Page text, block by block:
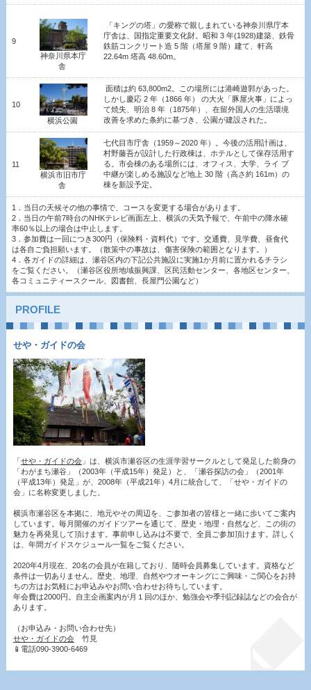
9
神奈川県本庁
舎
「キングの塔」の愛称で親しまれている神奈川県庁本
庁舎は、国指定重要文化財。昭和 3 年(1928)建築、鉄骨
鉄筋コンクリート造 5 階（塔屋 9 階）建て、軒高
22.64m 塔高 48.60m。
10
横浜公園
面積は約 63,800m2。この場所には港崎遊郭があった。
しかし慶応 2 年（1866 年） の大火「豚屋火事」によっ
て焼失、明治 8 年（1875年）、在留外国人の生活環境
改善を求めた条約に基づき、公園が建設された。
11
横浜市旧市庁
舎
七代目市庁舎（1959～2020 年）。今後の活用計画は、
村野藤吾が設計した行政棟は、ホテルとして保存活用す
る。市会棟のある場所には、オフィス、大学、ライ ブ
中継が楽しめる施設など地上 30 階（高さ約 161m）の
棟を新設予定。
1．当日の天候その他の事情で、コースを変更する場合があります。
2．当日の午前7時台のNHKテレビ画面左上、横浜の天気予報で、午前中の降水確
率60％以上の場合は中止します。
3．参加費は一回につき300円（保険料・資料代）です。交通費、見学費、昼食代
は各自ご負担願います。（散策中の事故は、傷害保険の範囲となります。）
4．各ガイドの詳細は、瀬谷区内の下記公共施設に実施1か月前に置かれるチラシ
をご覧ください。（瀬谷区役所地域振興課、区民活動センター、各地区センター、
各コミュニティースクール、図書館、長屋門公園など）
PROFILE
せや・ガイドの会
「せや・ガイドの会」は、横浜市瀬谷区の生涯学習サークルとして発足した前身の
「わがまち瀬谷」（2003年（平成15年）発足）と、「瀬谷探訪の会」（2001年
（平成13年）発足」が、2008年（平成21年）4月に統合して、「せや・ガイドの
会」に名称変更しました。
横浜市瀬谷区を本拠に、地元やその周辺を、ご参加者の皆様と一緒に歩いてご案内
しています。毎月開催のガイドツアーを通じて、歴史・地理・自然など、この街の
魅力を再発見して頂けます。事前申し込みは不要で、全員ご参加頂けます。詳しく
は、年間ガイドスケジュール一覧をご覧ください。
2020年4月現在、20名の会員が在籍しており、随時会員募集しています。資格など
条件は一切ありません。歴史、地理、自然やウオーキングにご興味・ご関心をお持
ちの方はお気軽にお申込みやお問い合わせお待ちしています。
年会費は2000円。自主企画案内が月１回のほか、勉強会や季刊記録誌などの会合が
あります。
（お申込み・お問い合わせ先）
せや・ガイドの会竹見
📱電話090-3900-6469